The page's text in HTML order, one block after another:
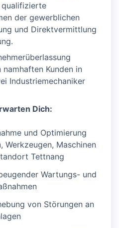
qualifizierte
der gewerblichen
und Direktvermittlung
Kunden in
Industriemechaniker
Dich:
und Optimierung
Werkzeugen, Maschinen
Tettnang
Wartungs- und
von Störungen an